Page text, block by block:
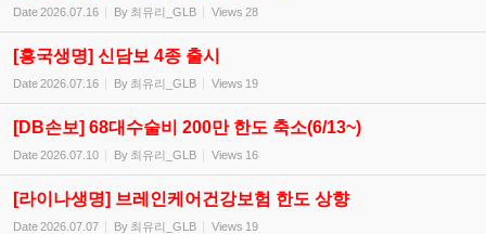
Date2026.07.16 By 최유리_GLB Views 28
[흥국생명] 신담보 4종 출시
Date2026.07.16 By 최유리_GLB Views 19
[DB손보] 68대수술비 200만 한도 축소(6/13~)
Date2026.07.10 By 최유리_GLB Views 16
[라이나생명] 브레인케어건강보험 한도 상향
Date2026.07.07 By 최유리_GLB Views 19